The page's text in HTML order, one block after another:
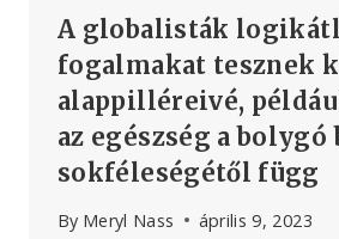
A
12-
15
ÉVESEK
SZÁMÁRA.
ITT
A
BIZONYÍTÉK.
A globalisták
fogalmakat tesznek
alappilléreivé,
az egészség a
sokféleségétől függ
By Meryl Nass április 9, 2023